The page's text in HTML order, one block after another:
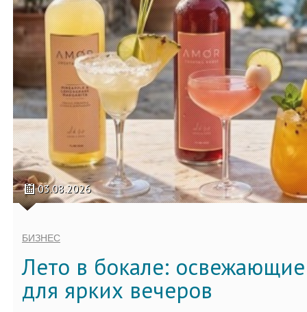
03.08.2026
БИЗНЕС
Лето в бокале:
для ярких вечеров